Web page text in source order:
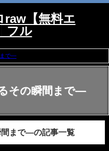
【無料エ
フル
まで―
その瞬間まで―
まで―の記事一覧